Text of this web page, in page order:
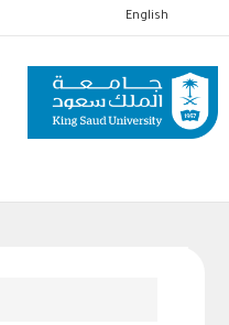
إلى
المحتوى
الرئيسي
English